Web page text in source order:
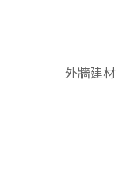
外牆建材